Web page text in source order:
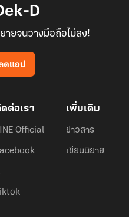
D
ยจนวางมือถือไม่ลง!
ดแอป
ต่อเรา
Official
Tiktok
เพิ่มเติม
ข่าวสาร
เขียนนิยาย